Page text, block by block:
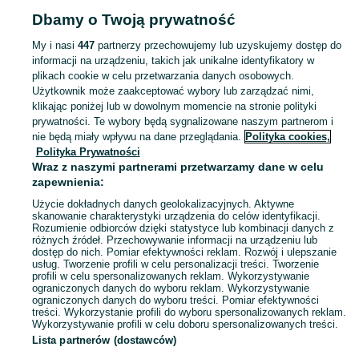
Popularne wyszukiwania
wypozyczalnia rowerów
Skorzystaj z największego serwisu ogłoszeniowego - Katowice i okolice! - kupuj lub sprzedawaj jeszcze wygodniej w kategorii Pozostałe Wypożyczalnia! Zobacz
Mapa kategorii
Mapa miejscowości
Mapa ministron
Popularne wyszukiwania
Dbamy o Twoją prywatność
My i nasi 447partnerzy przechowujemy lub uzyskujemy dostęp do
informacji na urządzeniu, takich jak unikalne identyfikatory w
plikach cookie w celu przetwarzania danych osobowych.
Użytkownik może zaakceptować wybory lub zarządzać nimi,
klikając poniżej lub w dowolnym momencie na stronie polityki
prywatności. Te wybory będą sygnalizowane naszym partnerom i
nie będą miały wpływu na dane przeglądania. Polityka cookies,
Polityka Prywatności
Wraz z naszymi partnerami przetwarzamy dane w celu
zapewnienia:
Użycie dokładnych danych geolokalizacyjnych. Aktywne
skanowanie charakterystyki urządzenia do celów identyfikacji.
Rozumienie odbiorców dzięki statystyce lub kombinacji danych z
różnych źródeł. Przechowywanie informacji na urządzeniu lub
dostęp do nich. Pomiar efektywności reklam. Rozwój i ulepszanie
usług. Tworzenie profili w celu personalizacji treści. Tworzenie
profili w celu spersonalizowanych reklam. Wykorzystywanie
ograniczonych danych do wyboru reklam. Wykorzystywanie
ograniczonych danych do wyboru treści. Pomiar efektywności
treści. Wykorzystanie profili do wyboru spersonalizowanych reklam.
Wykorzystywanie profili w celu doboru spersonalizowanych treści.
Lista partnerów (dostawców)